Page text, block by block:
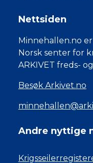
Nettsiden
Minnehallen.no
Norsk senter for
ARKIVET freds-
Besøk Arkivet.no
Andre nyttige